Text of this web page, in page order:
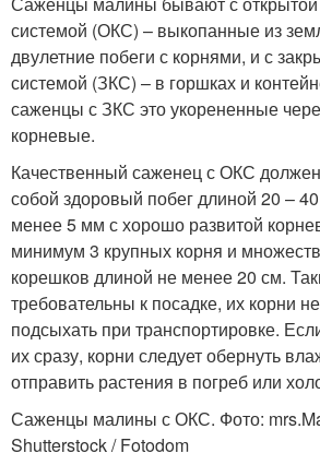
системой (ОКС) – выкопанные из
двулетние побеги с корнями, и с
системой (ЗКС) – в горшках и
саженцы с ЗКС это укорененные
корневые.
Качественный саженец с ОКС
собой здоровый побег длиной 20 –
менее 5 мм с хорошо развитой
минимум 3 крупных корня и
корешков длиной не менее 20 см.
требовательны к посадке, их корни
подсыхать при транспортировке.
их сразу, корни следует обернуть
отправить растения в погреб или
Саженцы малины с ОКС. Фото:
Shutterstock / Fotodom